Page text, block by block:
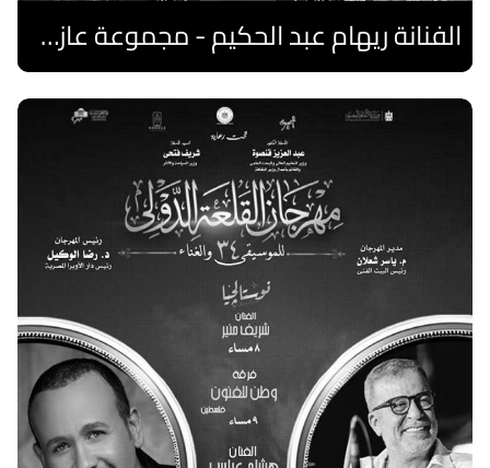
الفنانة ريهام عبد الحكيم - مجموعة عازفات الهارب المصريات
اقرا المزيد